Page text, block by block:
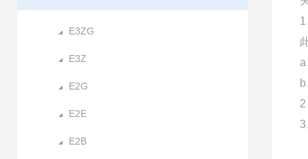
E3ZG
E3Z
E2G
E2E
E2B
a
3